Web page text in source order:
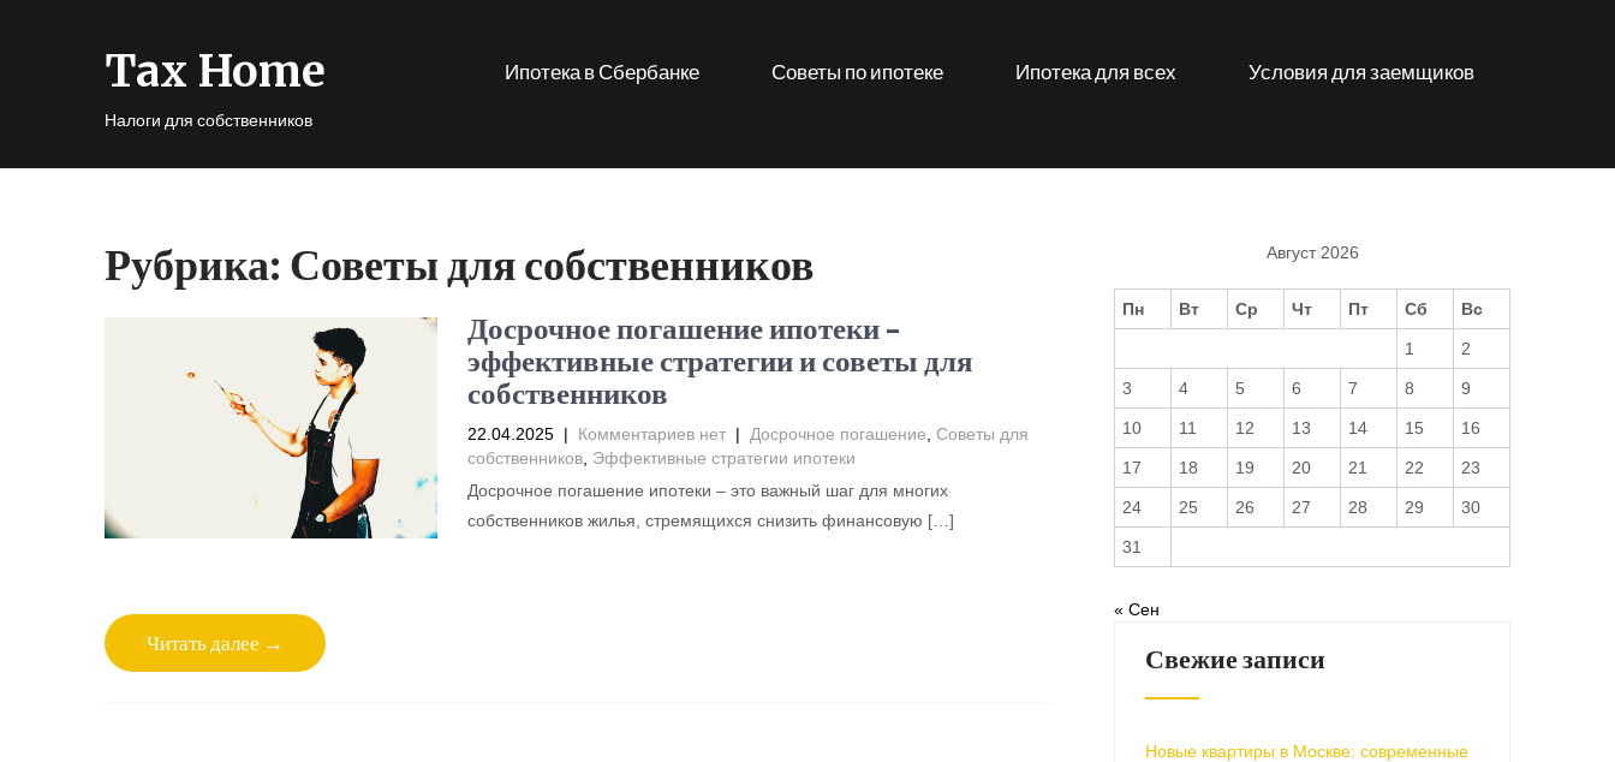
Tax Home
Налоги для собственников
Ипотека в Сбербанке Советы по ипотеке Ипотека для всех Условия для заемщиков
Рубрика: Советы для собственников
Досрочное погашение ипотеки –
эффективные стратегии и советы для
собственников
22.04.2025 | Комментариев нет | Досрочное погашение Советы для
собственников, Эффективные стратегии ипотеки
Досрочное погашение ипотеки – это важный шаг для многих
собственников жилья, стремящихся снизить финансовую […]
Читать далее →
Август 2026
Пн Вт Ср Чт Пт Сб Вс
1 2
3 4 5 6 7 8 9
10 11 12 13 14 15 16
17 18 19 20 21 22 23
24 25 26 27 28 29 30
31
« Сен
Свежие записи
Новые квартиры в Москве: современные